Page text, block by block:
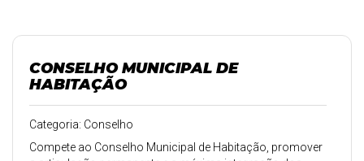
CONSELHO MUNICIPAL DE
HABITAÇÃO
Categoria: Conselho
Compete ao Conselho Municipal de Habitação, promover